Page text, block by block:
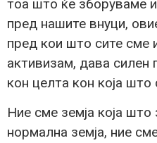
тоа што ќе зборуваме
пред нашите внуци,
пред кои што сите сме
активизам, дава
кон целта кон која
Ние сме земја која
нормална земја, ние